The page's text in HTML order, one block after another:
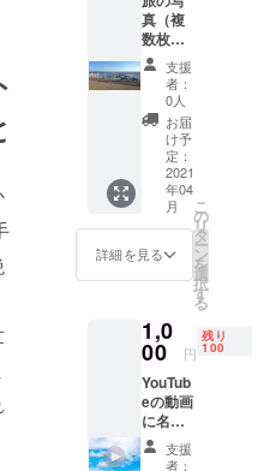
ようとキャ
ンプファイ
ヤーを登
はニッ
クネー
ムのご
記入を
よろし
くお願
いしま
す。
真（複
数枚）
をメー
ルで送
付＋お
礼メー
ル 1000
写真を
メール
に添付
してお
送りし
ます。
支援
者：
0人
お届
け予
定：
2021
年04
月
詳細を見る
こ
の
リ
タ
ー
ン
を
選
択
す
る
1,0
00 円
残り
100
YouTub
eの動画
に名前
（ニッ
クネー
支援
者：